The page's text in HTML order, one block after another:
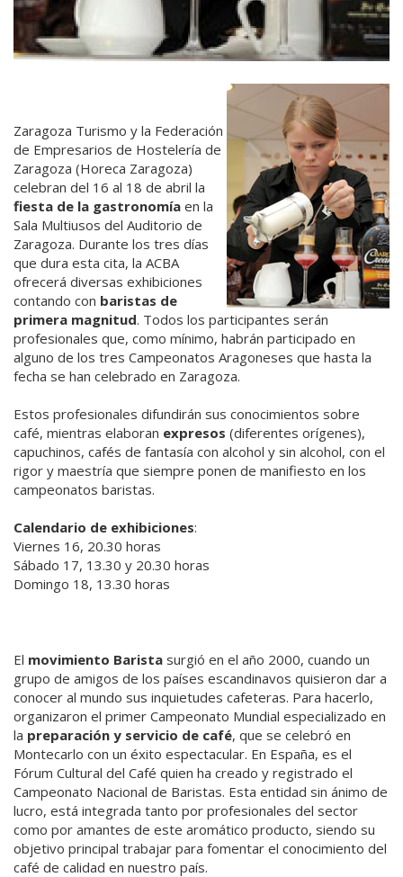
Zaragoza Turismo y la Federación
de Empresarios de Hostelería de
Zaragoza (Horeca Zaragoza)
celebran del 16 al 18 de abril la
fiesta de la gastronomía en la
Sala Multiusos del Auditorio de
Zaragoza. Durante los tres días
que dura esta cita, la ACBA
ofrecerá diversas exhibiciones
contando con baristas de
primera magnitud. Todos los participantes serán
profesionales que, como mínimo, habrán participado en
alguno de los tres Campeonatos Aragoneses que hasta la
fecha se han celebrado en Zaragoza.
Estos profesionales difundirán sus conocimientos sobre
café, mientras elaboran expresos (diferentes orígenes),
capuchinos, cafés de fantasía con alcohol y sin alcohol, con el
rigor y maestría que siempre ponen de manifiesto en los
campeonatos baristas.
Calendario de exhibiciones:
Viernes 16, 20.30 horas
Sábado 17, 13.30 y 20.30 horas
Domingo 18, 13.30 horas
El movimiento Barista surgió en el año 2000, cuando un
grupo de amigos de los países escandinavos quisieron dar a
conocer al mundo sus inquietudes cafeteras. Para hacerlo,
organizaron el primer Campeonato Mundial especializado en
la preparación y servicio de café, que se celebró en
Montecarlo con un éxito espectacular. En España, es el
Fórum Cultural del Café quien ha creado y registrado el
Campeonato Nacional de Baristas. Esta entidad sin ánimo de
lucro, está integrada tanto por profesionales del sector
como por amantes de este aromático producto, siendo su
objetivo principal trabajar para fomentar el conocimiento del
café de calidad en nuestro país.